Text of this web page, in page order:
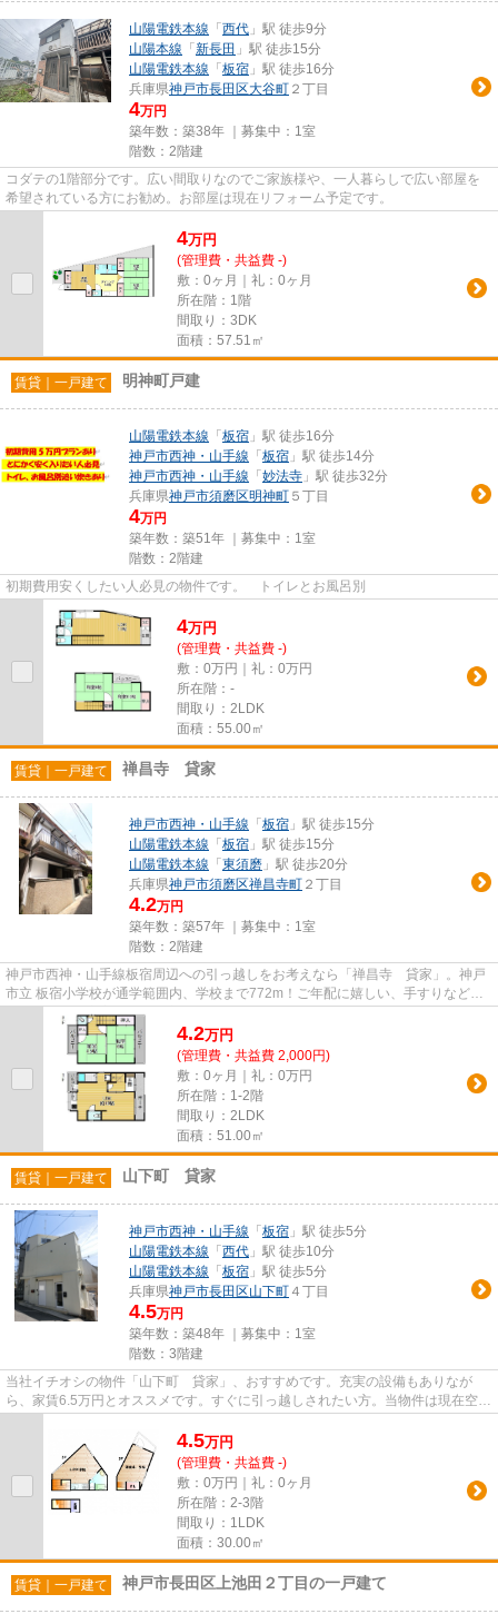
山陽電鉄本線 「 西代 」駅 徒歩9分
山陽本線 「 新長田 」駅 徒歩15分
山陽電鉄本線 「 板宿 」駅 徒歩16分
兵庫県神戸市長田区大谷町 ２丁目
4万円
築年数：築38年 ｜募集中： 1室
階数：2階建
コダテの1階部分です。広い間取りなのでご家族様や、一人暮らしで広い部屋を
希望されている方にお勧め。お部屋は現在リフォーム予定です。
4万円
(管理費・共益費 -)
敷：0ヶ月｜礼：0ヶ月
所在階：1階
間取り：3DK
面積：57.51㎡
賃貸｜一戸建て 明神町戸建
山陽電鉄本線 「 板宿 」駅 徒歩16分
神戸市西神・山手線 「 板宿 」駅 徒歩14分
神戸市西神・山手線 「 妙法寺 」駅 徒歩32分
兵庫県神戸市須磨区明神町 ５丁目
4万円
築年数：築51年 ｜募集中： 1室
階数：2階建
初期費用安くしたい人必見の物件です。 トイレとお風呂別
4万円
(管理費・共益費 -)
敷：0万円｜礼：0万円
所在階：-
間取り：2LDK
面積：55.00㎡
賃貸｜一戸建て 禅昌寺 貸家
神戸市西神・山手線 「 板宿 」駅 徒歩15分
山陽電鉄本線 「 板宿 」駅 徒歩15分
山陽電鉄本線 「 東須磨 」駅 徒歩20分
兵庫県神戸市須磨区禅昌寺町 ２丁目
4.2万円
築年数：築57年 ｜募集中： 1室
階数：2階建
神戸市西神・山手線板宿周辺への引っ越しをお考えなら「禅昌寺 貸家」。神戸
市立 板宿小学校が通学範囲内、学校まで772m！ご年配に嬉しい、手すりなどが
付いて設備が充実した不動産物...
4.2万円
(管理費・共益費 2,000円)
敷：0ヶ月｜礼：0万円
所在階：1-2階
間取り：2LDK
面積：51.00㎡
賃貸｜一戸建て 山下町 貸家
神戸市西神・山手線 「 板宿 」駅 徒歩5分
山陽電鉄本線 「 西代 」駅 徒歩10分
山陽電鉄本線 「 板宿 」駅 徒歩5分
兵庫県神戸市長田区山下町 ４丁目
4.5万円
築年数：築48年 ｜募集中： 1室
階数：3階建
当社イチオシの物件「山下町 貸家」、おすすめです。充実の設備もありなが
ら、家賃6.5万円とオススメです。すぐに引っ越しされたい方。当物件は現在空き
4.5万円
(管理費・共益費 -)
敷：0万円｜礼：0ヶ月
所在階：2-3階
間取り：1LDK
面積：30.00㎡
賃貸｜一戸建て 神戸市長田区上池田２丁目の一戸建て